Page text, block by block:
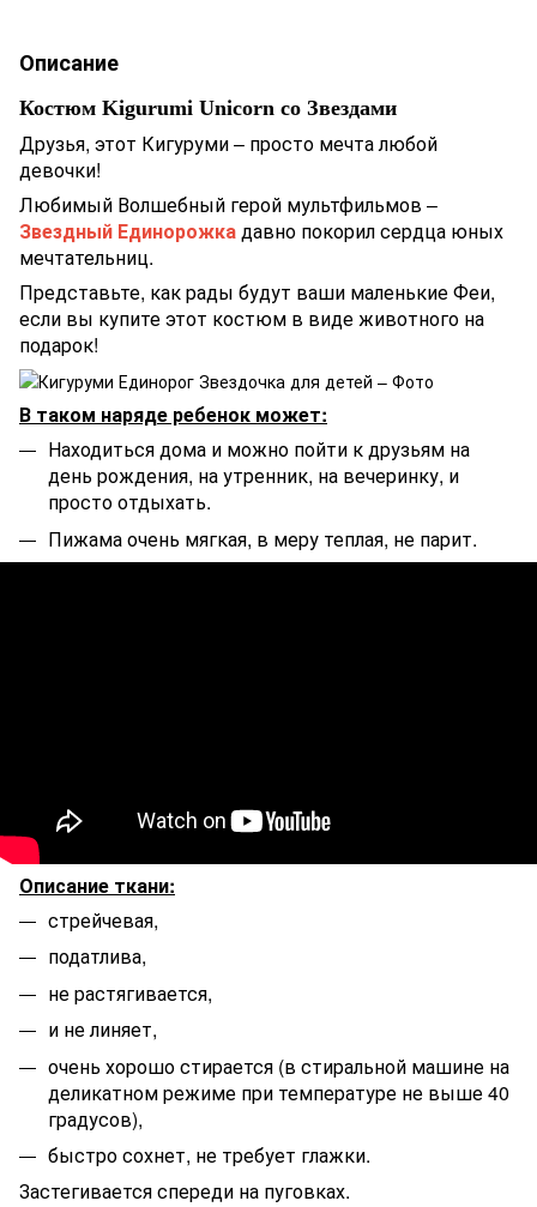
Описание
Костюм Kigurumi Unicorn со Звездами
Друзья, этот Кигуруми – просто мечта любой
девочки!
Любимый Волшебный герой мультфильмов –
Звездный Единорожкадавно покорил сердца юных
мечтательниц.
Представьте, как рады будут ваши маленькие Феи,
если вы купите этот костюм в виде животного на
подарок!
В таком наряде ребенок может:
Находиться дома и можно пойти к друзьям на
день рождения, на утренник, на вечеринку, и
просто отдыхать.
Пижама очень мягкая, в меру теплая, не парит.
Описание ткани:
стрейчевая,
податлива,
не растягивается,
и не линяет,
очень хорошо стирается (в стиральной машине на
деликатном режиме при температуре не выше 40
градусов),
быстро сохнет, не требует глажки.
Застегивается спереди на пуговках.